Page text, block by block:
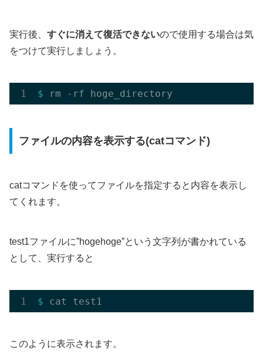
実行後、 すぐに消えて復活できないので使用する場合は気
をつけて実行しましょう。
$
ファイルの内容を表示する(catコマンド)
catコマンドを使ってファイルを指定すると内容を表示し
てくれます。
test1ファイルに”hogehoge”という文字列が書かれている
として、実行すると
$
このように表示されます。